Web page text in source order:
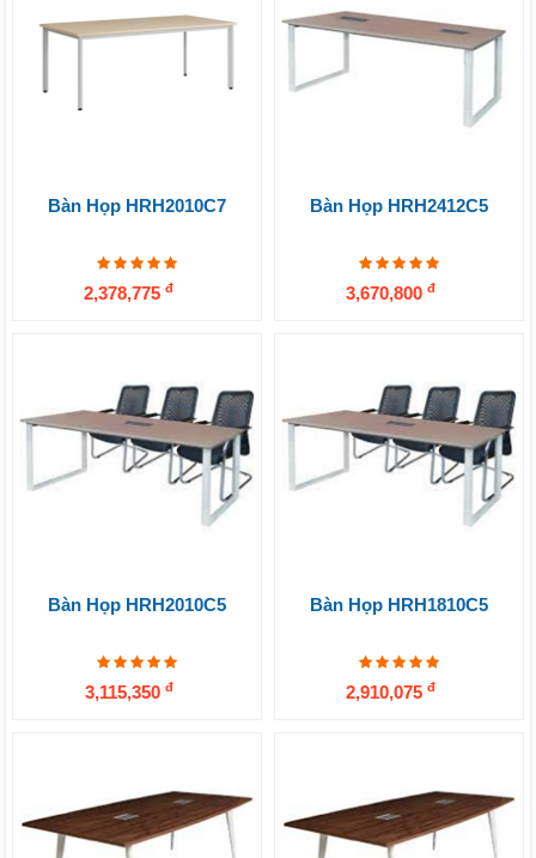
Bàn Họp HRH2010C7
2,378,775 đ
Bàn Họp HRH2412C5
3,670,800 đ
Bàn Họp HRH2010C5
3,115,350 đ
Bàn Họp HRH1810C5
2,910,075 đ